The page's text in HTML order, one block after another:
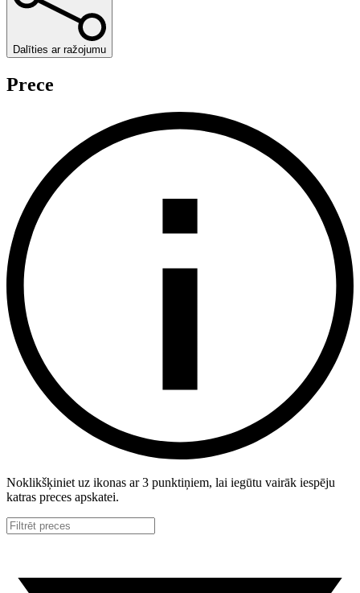
Dalīties ar ražojumu
Prece
Noklikšķiniet uz ikonas ar 3 punktiņiem, lai iegūtu vairāk iespēju
katras preces apskatei.